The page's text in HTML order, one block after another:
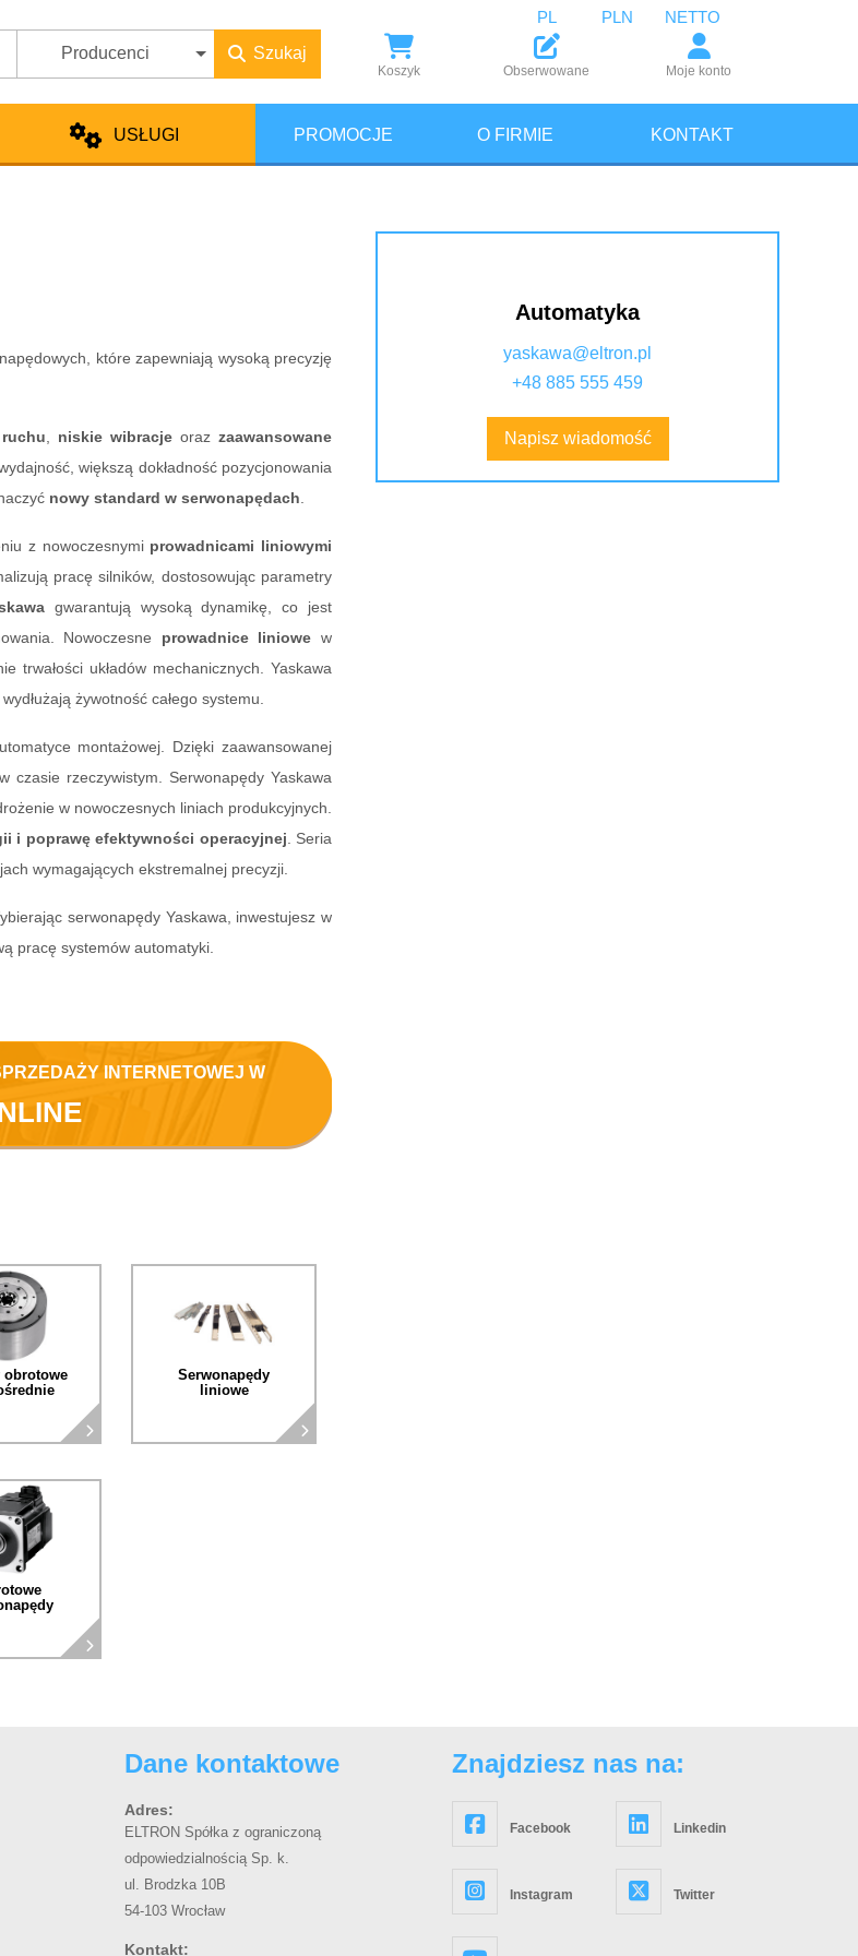
Producenci Szukaj
Koszyk Obserwowane Moje konto
PL PLN NETTO
USŁUGI PROMOCJE O FIRMIE KONTAKT
które zapewniają wysoką precyzję
, niskie wibracjeorazzaawansowane
większą dokładność pozycjonowania
nowy standard w serwonapędach.
z nowoczesnymi prowadnicami liniowymi
pracę silników, dostosowując parametry
gwarantują wysoką dynamikę, co jest
Nowoczesne prowadnice liniowe w
trwałości układów mechanicznych. Yaskawa
żywotność całego systemu.
montażowej. Dzięki zaawansowanej
w czasie rzeczywistym. Serwonapędy Yaskawa
w nowoczesnych liniach produkcyjnych.
i poprawę efektywności operacyjnej. Seria
wymagających ekstremalnej precyzji.
serwonapędy Yaskawa, inwestujesz w
pracę systemów automatyki.
INTERNETOWEJ W
obrotowe
Serwonapędy
liniowe
Automatyka
yaskawa@eltron.pl
+48 885 555 459
Napisz wiadomość
Dane kontaktowe
Adres:
ELTRON Spółka z ograniczoną
odpowiedzialnością Sp. k.
ul. Brodzka 10B
54-103 Wrocław
Kontakt:
Znajdziesz nas na:
Facebook Linkedin
Instagram Twitter